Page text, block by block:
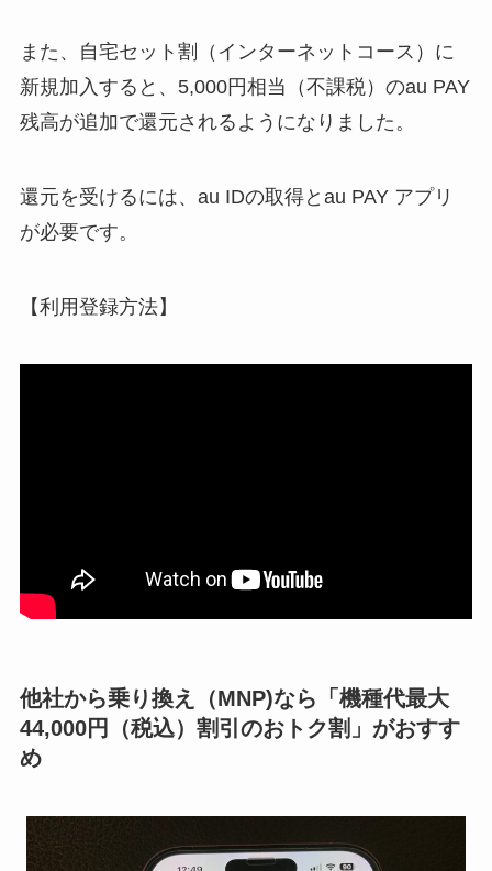
また、自宅セット割（インターネットコース）に
新規加入すると、5,000円相当（不課税）のau PAY
残高が追加で還元されるようになりました。
還元を受けるには、au IDの取得とau PAY アプリ
が必要です。
【利用登録方法】
他社から乗り換え（MNP)なら「機種代最大
44,000円（税込）割引のおトク割」がおすす
め